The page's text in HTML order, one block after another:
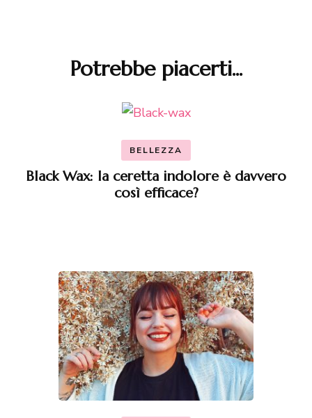
NavigazionePotrebbe piacerti...
BELLEZZA
Black Wax: la ceretta indolore è davvero
così efficace?